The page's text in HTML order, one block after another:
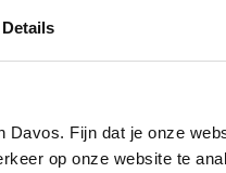
Details
Fijn dat je onze
op onze website te